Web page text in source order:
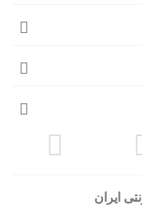
ایران